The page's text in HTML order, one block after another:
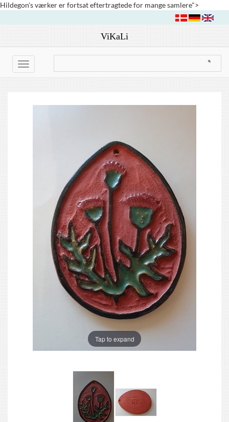
Hildegon's værker er fortsat eftertragtede for mange samlere">
ViKaLi
Toggle
navigation
Tap to expand